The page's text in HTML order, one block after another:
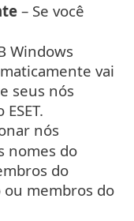
– Se você
Windows
vai
seus nós
nós
nomes do
do
membros do